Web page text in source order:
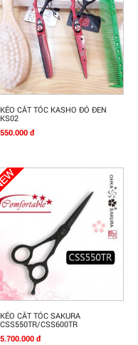
Mua Ngay
KÉO CẮT TÓC KASHO ĐỎ ĐEN
KS02
550.000 đ
Mua Ngay
KÉO CẮT TÓC SAKURA
CSS550TR/CSS600TR
5.700.000 đ